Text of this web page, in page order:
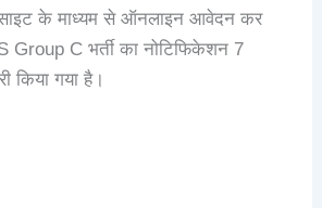
के माध्यम से ऑनलाइन आवेदन कर
C भर्ती का नोटिफिकेशन 7
किया गया है।